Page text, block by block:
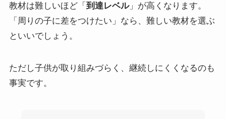
教材は難しいほど「 到達レベル」が高くなります。
「周りの子に差をつけたい」なら、難しい教材を選ぶ
といいでしょう。
ただし子供が取り組みづらく、継続しにくくなるのも
事実です。